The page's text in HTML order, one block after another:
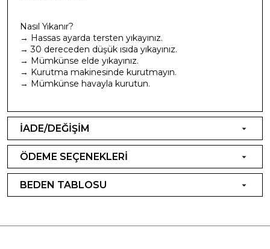
Nasıl Yıkanır?
→ Hassas ayarda tersten yıkayınız.
→ 30 dereceden düşük ısıda yıkayınız.
→ Mümkünse elde yıkayınız.
→ Kurutma makinesinde kurutmayın.
→ Mümkünse havayla kurutun.
İADE/DEĞİŞİM
ÖDEME SEÇENEKLERİ
BEDEN TABLOSU